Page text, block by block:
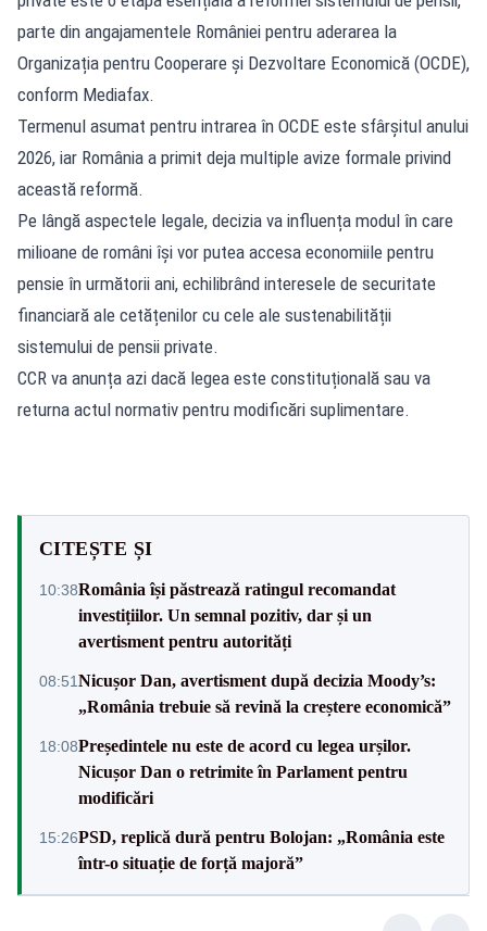
parte din angajamentele României pentru aderarea la
Organizația pentru Cooperare și Dezvoltare Economică (OCDE),
conform Mediafax.
Termenul asumat pentru intrarea în OCDE este sfârșitul anului
2026, iar România a primit deja multiple avize formale privind
această reformă.​
Pe lângă aspectele legale, decizia va influența modul în care
milioane de români își vor putea accesa economiile pentru
pensie în următorii ani, echilibrând interesele de securitate
financiară ale cetățenilor cu cele ale sustenabilității
sistemului de pensii private.
CCR va anunța azi dacă legea este constituțională sau va
returna actul normativ pentru modificări suplimentare.
CITEȘTE ȘI
10:38România își păstrează ratingul recomandat
investițiilor. Un semnal pozitiv, dar și un
avertisment pentru autorități
08:51Nicușor Dan, avertisment după decizia Moody’s:
„România trebuie să revină la creștere economică”
18:08Președintele nu este de acord cu legea urșilor.
Nicușor Dan o retrimite în Parlament pentru
modificări
15:26PSD, replică dură pentru Bolojan: „România este
într-o situație de forță majoră”